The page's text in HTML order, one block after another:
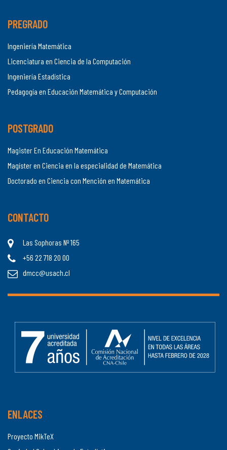
PREGRADO
Ingeniería Matemática
Licenciatura en Ciencia de la Computación
Ingeniería Estadística
Pedagogía en Educación Matemática y Computación
POSTGRADO
Magister En Educación Matemática
Magíster en Ciencia en la especialidad de Matemática
Doctorado en Ciencia con Mención en Matemática
CONTACTO
Las Sophoras Nº 165
+56 22 718 20 00
dmcc@usach.cl
ENLACES
Proyecto MikTeX